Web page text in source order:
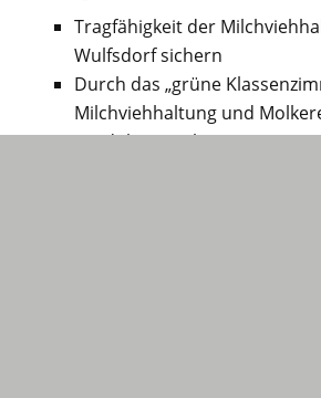
Tragfähigkeit der
Wulfsdorf sichern
Durch das „grüne
Milchviehhaltung und
produktion geben